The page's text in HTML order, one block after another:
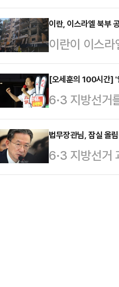
이 제한적인
스로를 증명
북갑 국회의
첫 일정에 …
이란, 이스라엘 북부
이란이 이스
간) 보도했다.
를 향해 미사
다. 이로인해
부는 북부 지
은 헤즈볼라(
며 이에 대한
예는 헤즈볼
[오세훈의 100시간] '
6·3 지방선거
개표 막판까
서 명실상부
보다. '정략'과
보수'를 구축
법무장관님, 잠실 올
6·3 지방선거
시지는 지독